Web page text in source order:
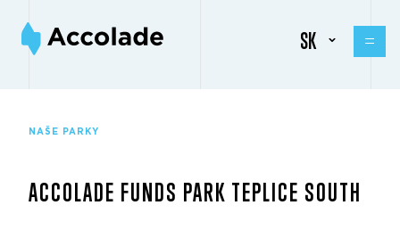
SK
NAŠE PARKY
ACCOLADE FUNDS PARK TEPLICE SOUTH